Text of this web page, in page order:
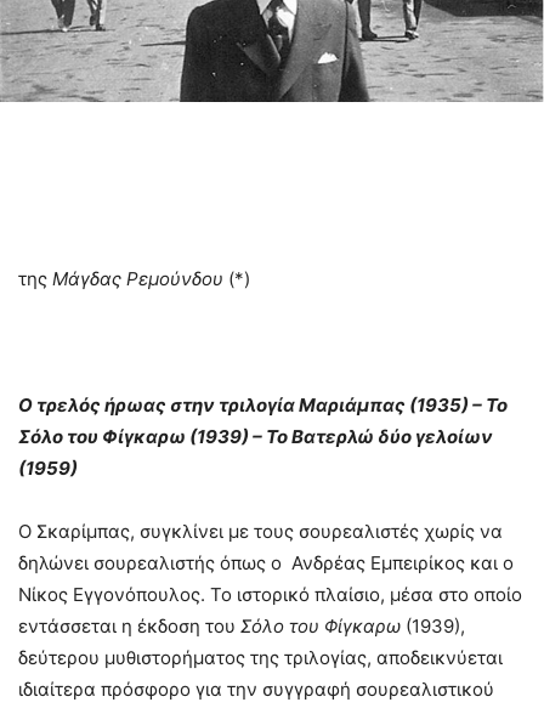
της Μάγδας Ρεμούνδου (*)
Ο τρελός ήρωας στην τριλογία Μαριάμπας (1935) – Το
Σόλο του Φίγκαρω (1939) – Το Βατερλώ δύο γελοίων
(1959)
Ο Σκαρίμπας, συγκλίνει με τους σουρεαλιστές χωρίς να
δηλώνει σουρεαλιστής όπως ο Ανδρέας Εμπειρίκος και ο
Νίκος Εγγονόπουλος. Το ιστορικό πλαίσιο, μέσα στο οποίο
εντάσσεται η έκδοση του Σόλο του Φίγκαρω (1939),
δεύτερου μυθιστορήματος της τριλογίας, αποδεικνύεται
ιδιαίτερα πρόσφορο για την συγγραφή σουρεαλιστικού